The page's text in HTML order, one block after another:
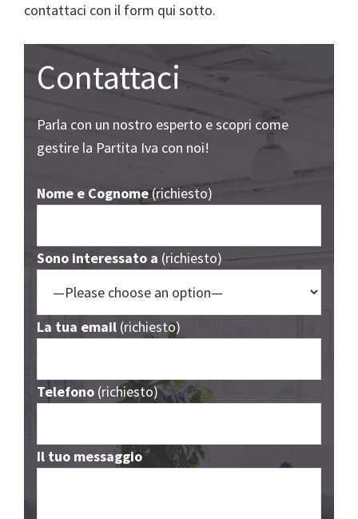
contattaci con il form qui sotto.
Contattaci
Parla con un nostro esperto e scopri come
gestire la Partita Iva con noi!
Nome e Cognome(richiesto)
Sono interessato a (richiesto)
La tua email(richiesto)
Telefono(richiesto)
Il tuo messaggio